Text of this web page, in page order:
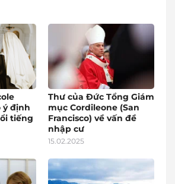
ý định
tiếng
Thư của Đức Tổng Giám
mục Cordileone (San
Francisco) về vấn đề
nhập cư
15.02.2025